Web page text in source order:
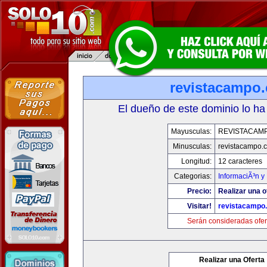
El dueño de este dominio lo
Mayusculas:
Minusculas:
Longitud:
12 caracteres
Categorias:
InformaciÃ³n
Precio:
Realizar una
Visitar!
Serán consideradas
Realizar una Oferta